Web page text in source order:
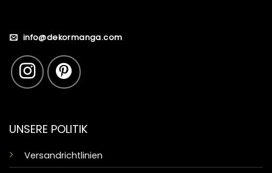
info@dekormanga.com
UNSERE POLITIK
Versandrichtlinien